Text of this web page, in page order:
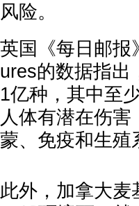
风险。
英国《每日邮报
ures的数据指出
1亿种，其中至
人体有潜在伤
蒙、免疫和生殖
此外，加拿大